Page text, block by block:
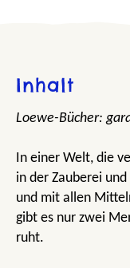
Inhalt
Loewe-Bücher:
In einer Welt, die
in der Zauberei
und mit allen
gibt es nur zwei
ruht.